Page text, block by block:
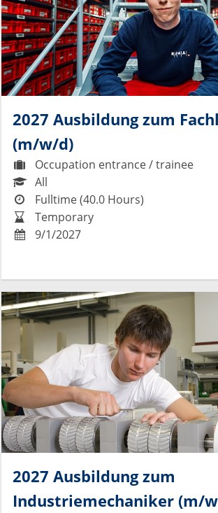
2027 Ausbildung zum
(m/w/d)
Occupation entrance / trainee
All
Fulltime (40.0 Hours)
Temporary
9/1/2027
2027 Ausbildung zum
Industriemechaniker (m/